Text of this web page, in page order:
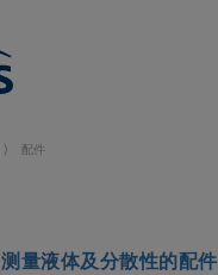
配件
测量液体及分散性的配件